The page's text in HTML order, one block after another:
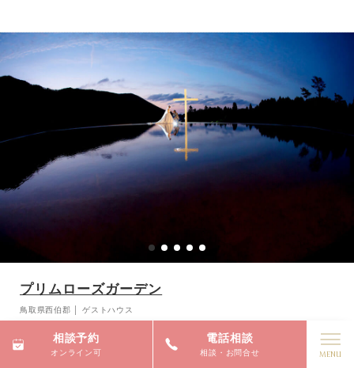
ストの方々と笑顔あふれるひと時をお過ごしいただけます。結婚式が
終わって何年、何十年経っても「帰ってこられる思い出の場所」とし
て刻まれる事でしょう。
プリムローズガーデン
鳥取県西伯郡 │ ゲストハウス
大山の手つかずの自然と、丁寧に育まれた庭園はプリムローズガーデ
ンの１番の魅力。そして、そこで過ごす時間もまた、ここにしかない
相談予約
オンライン可
電話相談
相談・お問合せ